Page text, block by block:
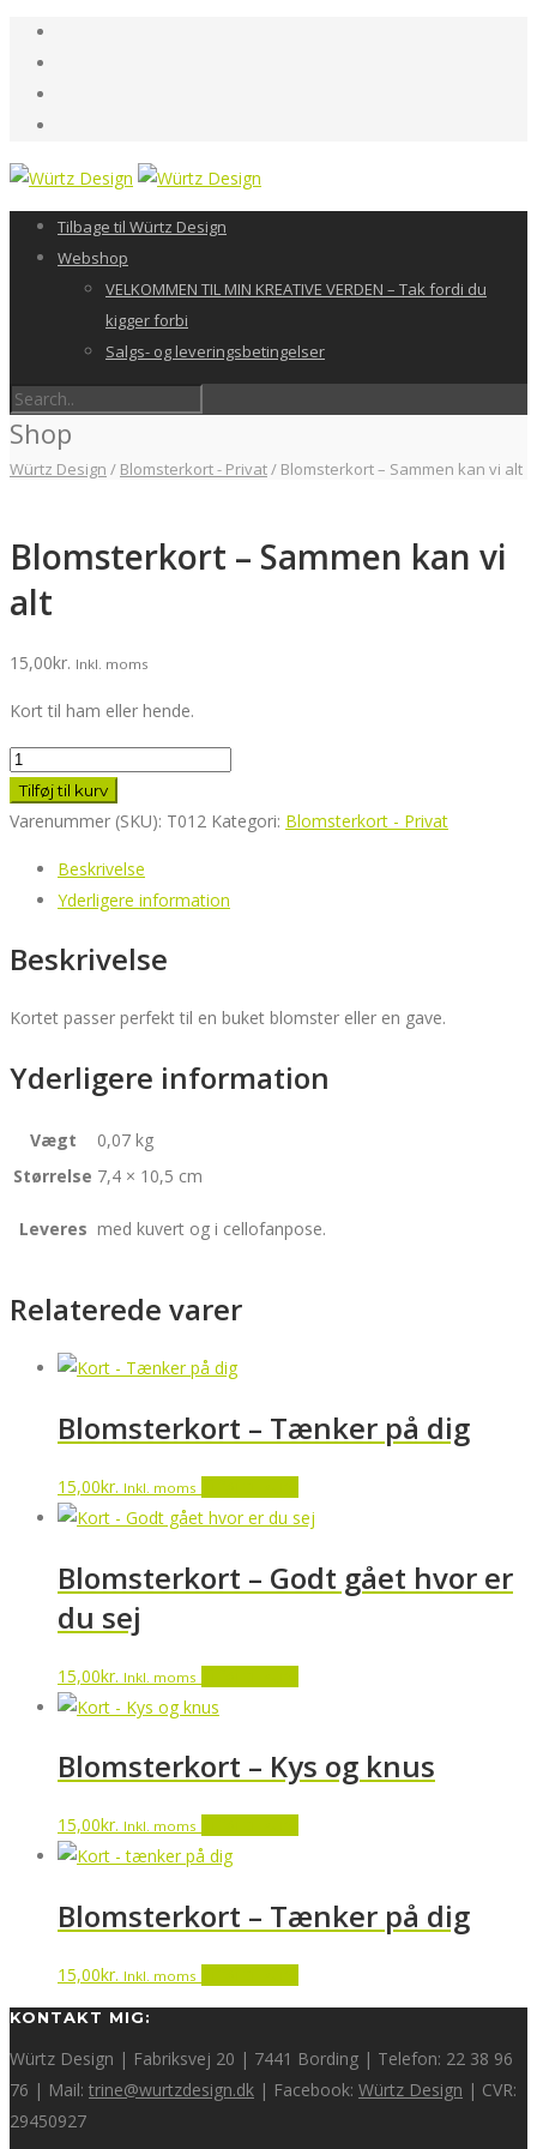
Tilbage til Würtz Design
Webshop
VELKOMMEN TIL MIN KREATIVE VERDEN – Tak fordi du
kigger forbi
Salgs- og leveringsbetingelser
Shop
Würtz Design / Blomsterkort - Privat/ Blomsterkort – Sammen kan vi alt
Blomsterkort – Sammen kan vi
alt
15,00kr. Inkl. moms
Kort til ham eller hende.
Blomsterkort
Sammen
Tilføj til kurv
Varenummer (SKU): T012 Kategori: Blomsterkort - Privat
Beskrivelse
Yderligere information
Beskrivelse
Kortet passer perfekt til en buket blomster eller en gave.
Yderligere information
Vægt
0,07 kg
Størrelse 7,4 × 10,5 cm
Leveres med kuvert og i cellofanpose.
Relaterede varer
Blomsterkort – Tænker på dig
15,00kr. Inkl. moms
Blomsterkort – Godt gået hvor er
du sej
15,00kr. Inkl. moms
Blomsterkort – Kys og knus
15,00kr. Inkl. moms
Blomsterkort – Tænker på dig
15,00kr. Inkl. moms
KONTAKT MIG:
Würtz Design | Fabriksvej 20 | 7441 Bording | Telefon: 22 38 96
76 | Mail: trine@wurtzdesign.dk | Facebook: Würtz Design | CVR:
29450927